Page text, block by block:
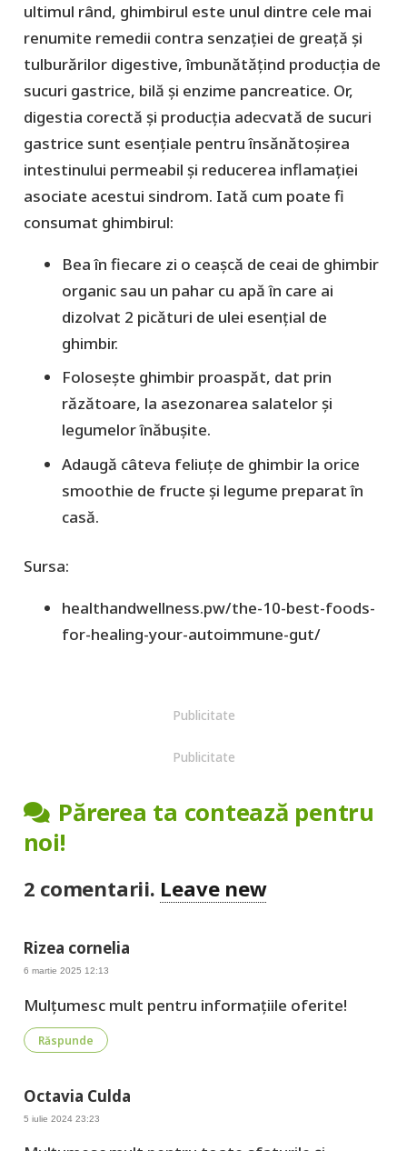
ultimul rând, ghimbirul este unul dintre cele mai
renumite remedii contra senzației de greață și
tulburărilor digestive, îmbunătățind producția de
sucuri gastrice, bilă și enzime pancreatice. Or,
digestia corectă și producția adecvată de sucuri
gastrice sunt esențiale pentru însănătoșirea
intestinului permeabil și reducerea inflamației
asociate acestui sindrom. Iată cum poate fi
consumat ghimbirul:
Bea în fiecare zi o ceașcă de ceai de ghimbir
organic sau un pahar cu apă în care ai
dizolvat 2 picături de ulei esențial de
ghimbir.
Folosește ghimbir proaspăt, dat prin
răzătoare, la asezonarea salatelor și
legumelor înăbușite.
Adaugă câteva feliuțe de ghimbir la orice
smoothie de fructe și legume preparat în
casă.
Sursa:
healthandwellness.pw/the-10-best-foods-
for-healing-your-autoimmune-gut/
Publicitate
Publicitate
Părerea ta contează pentru
noi!
2 comentarii. Leave new
Rizea cornelia
6 martie 2025 12:13
Mulțumesc mult pentru informațiile oferite!
Răspunde
Octavia Culda
5 iulie 2024 23:23